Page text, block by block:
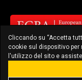
Cliccando su “Accetta
cookie sul dispositivo
l'utilizzo del sito e